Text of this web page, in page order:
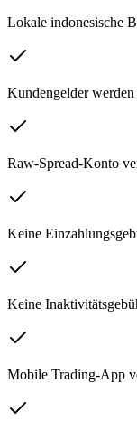
Lokale indonesische
Kundengelder
Raw-Spread-Konto
Keine
Keine
Mobile Trading-App